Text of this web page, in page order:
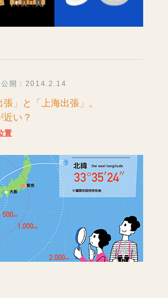
公開：2014.2.14
張」と「上海出張」。
近い？
置